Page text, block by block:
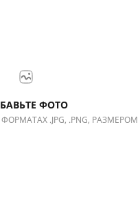
ФОТО
.JPG, .PNG,